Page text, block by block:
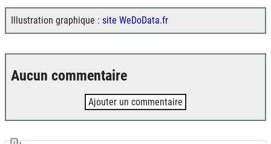
Illustration graphique : site WeDoData.fr
Aucun commentaire
Ajouter un commentaire